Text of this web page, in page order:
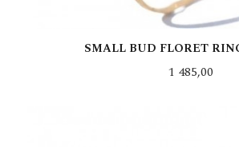
SMALL BUD FLORET
Pris
1 485,00